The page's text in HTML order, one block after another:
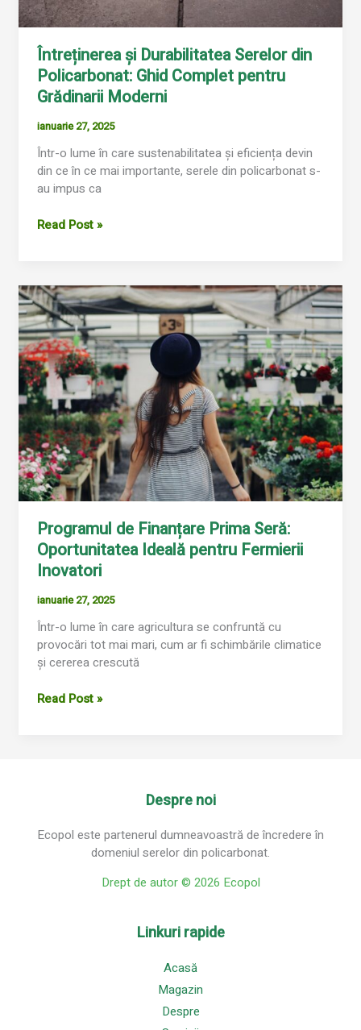
Întreținerea și Durabilitatea Serelor din
Policarbonat: Ghid Complet pentru
Grădinarii Moderni
ianuarie 27, 2025
Într-o lume în care sustenabilitatea și eficiența devin
din ce în ce mai importante, serele din policarbonat s-
au impus ca
Read Post »
Programul de Finanțare Prima Seră:
Oportunitatea Ideală pentru Fermierii
Inovatori
ianuarie 27, 2025
Într-o lume în care agricultura se confruntă cu
provocări tot mai mari, cum ar fi schimbările climatice
și cererea crescută
Programul
de
Finanțare
Prima
Seră:
Oportunitatea
Ideală
pentru
Fermierii
Inovatori
Read Post »
Despre noi
Ecopol este partenerul dumneavoastră de încredere în
domeniul serelor din policarbonat.
Drept de autor © 2026 Ecopol
Linkuri rapide
Acasă
Magazin
Despre